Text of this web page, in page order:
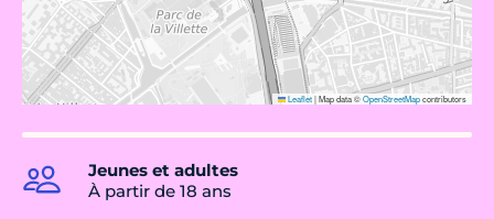
Leaflet|Map data ©OpenStreetMapcontributors
Jeunes et adultes
À partir de 18 ans